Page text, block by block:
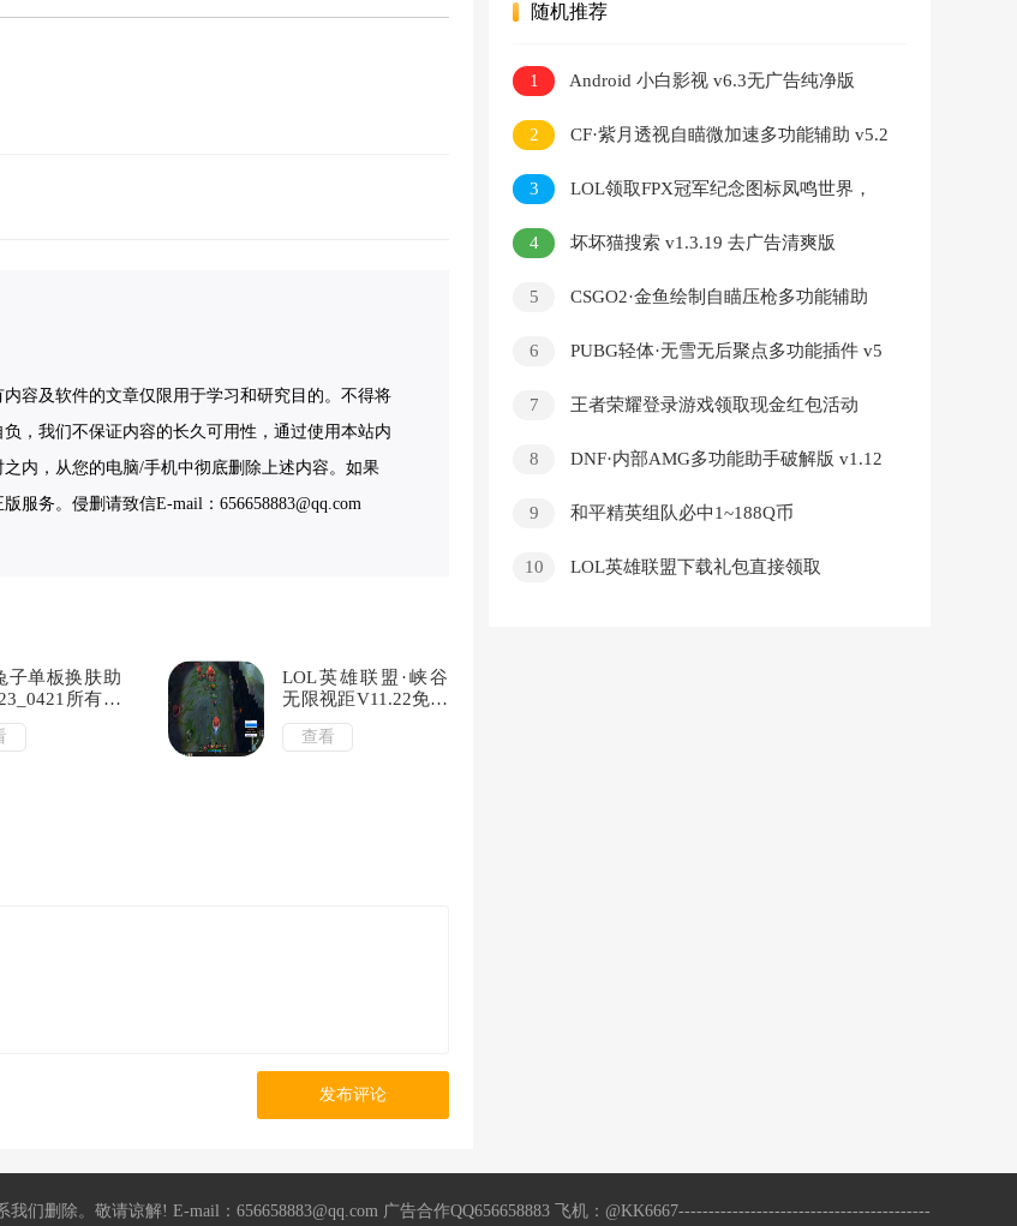
容及软件的文章仅限用于学习和研究目的。不得将
，我们不保证内容的长久可用性，通过使用本站内
内，从您的电脑/手机中彻底删除上述内容。如果
服务。侵删请致信E-mail：656658883@qq.com
子单板换肤助
所有服
LOL英雄联盟·峡谷
无限视距V11.22免费
版
查看
发布评论
随机推荐
1 Android 小白影视 v6.3无广告纯净版
2 CF·紫月透视自瞄微加速多功能辅助 v5.2
3
LOL领取FPX冠军纪念图标凤鸣世界，
巅峰共荣活动
4
坏坏猫搜索 v1.3.19 去广告清爽版
5
CSGO2·金鱼绘制自瞄压枪多功能辅助
6
PUBG轻体·无雪无后聚点多功能插件 v5
7 王者荣耀登录游戏领取现金红包活动
8 DNF·内部AMG多功能助手破解版 v1.12
9 和平精英组队必中1~188Q币
10 LOL英雄联盟下载礼包直接领取
们删除。敬请谅解! E-mail：656658883@qq.com 广告合作QQ656658883 飞机：@KK6667------------------------------------------